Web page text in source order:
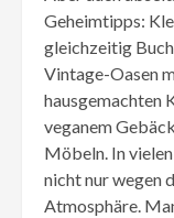
Geheimtipps:
gleichzeitig
Vintage-Oasen
hausgemachten
veganem
Möbeln. In
nicht nur wegen
Atmosphäre.